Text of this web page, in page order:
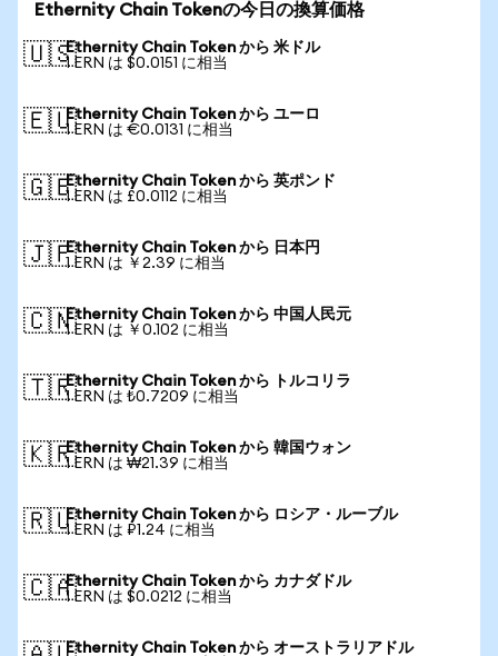
Ethernity Chain Tokenの今日の換算価格
🇺🇸Ethernity Chain Token から 米ドル
1 ERN は $0.0151 に相当
🇪🇺Ethernity Chain Token から ユーロ
1 ERN は €0.0131 に相当
🇬🇧Ethernity Chain Token から 英ポンド
1 ERN は £0.0112 に相当
🇯🇵Ethernity Chain Token から 日本円
1 ERN は ￥2.39 に相当
🇨🇳Ethernity Chain Token から 中国人民元
1 ERN は ￥0.102 に相当
🇹🇷Ethernity Chain Token から トルコリラ
1 ERN は ₺0.7209 に相当
🇰🇷Ethernity Chain Token から 韓国ウォン
1 ERN は ₩21.39 に相当
🇷🇺Ethernity Chain Token から ロシア・ルーブル
1 ERN は ₽1.24 に相当
🇨🇦Ethernity Chain Token から カナダドル
1 ERN は $0.0212 に相当
Ethernity Chain Token から オーストラリアドル